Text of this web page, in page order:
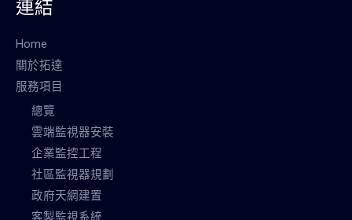
連結
Home
關於拓達
服務項目
總覽
雲端監視器安裝
企業監控工程
社區監視器規劃
政府天網建置
客製監視系統